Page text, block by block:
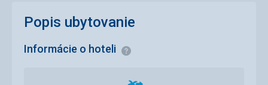
Popis ubytovanie
Informácie o hoteli Informácie